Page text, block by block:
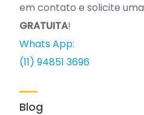
em contato e solicite uma
GRATUITA!
Whats App:
(11) 94851 3696
Blog